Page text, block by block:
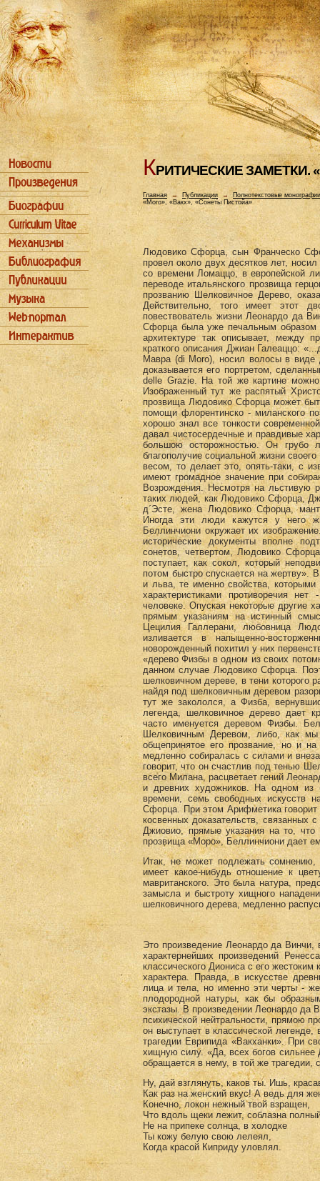
КРИТИЧЕСКИЕ ЗАМЕТКИ.
Главная→ Публикации → Полнотекстовые монографии
«Моrо», «Вакх», «Сонеты Пистойа»
Людовико Сфорца, сын Франческо
провел около двух десятков лет,
со времени Ломаццо, в европейской
переводе итальянского прозвища
прозванию Шелковичное Дерево,
Действительно, того имеет этот
повествователь жизни Леонардо да
Сфорца была уже печальным образом
архитектуре так описывает, между
краткого описания Джиан Галеаццо:
Мавра (di Моrо), носил волосы в виде
доказывается его портретом,
delle Grazie. На той же картине
Изображенный тут же распятый
прозвища Людовико Сфорца может
помощи флорентинско - миланского
хорошо знал все тонкости
давал чистосердечные и правдивые
большою осторожностью. Он грубо
благополучие социальной жизни
весом, то делает это, опять-таки, с
имеют громадное значение при
Возрождения. Несмотря на льстивую
таких людей, как Людовико Сфорца,
д´Эсте, жена Людовико Сфорца,
Иногда эти люди кажутся у него
Беллинчиони окружает их
исторические документы вполне
сонетов, четвертом, Людовико
поступает, как сокол, который
потом быстро спускается на
и льва, те именно свойства,
характеристиками противоречия
человеке. Опуская некоторые другие
прямым указаниям на истинный
Цецилия Галлерани, любовница
изливается в напыщенно-
новорожденный похитил у них
«дерево Физбы в одном из своих
данном случае Людовико Сфорца.
шелковичном дереве, в тени которого
найдя под шелковичным деревом
тут же закололся, а Физба,
легенда, шелковичное дерево дает
часто именуется деревом Физбы.
Шелковичным Деревом, либо, как
общепринятое его прозвание, но и
медленно собиралась с силами и
говорит, что он счастлив под тенью
всего Милана, расцветает гений
и древних художников. На одном из
времени, семь свободных искусств
Сфорца. При этом Арифметика
косвенных доказательств,
Джиовио, прямые указания на то,
прозвища «Моро», Беллинчиони дает
Итак, не может подлежать
имеет какое-нибудь отношение к
мавританского. Это была натура,
замысла и быстроту хищного
шелковичного дерева, медленно
Это произведение Леонардо да
характернейших произведений
классического Диониса с его
характера. Правда, в искусстве
лица и тела, но именно эти черты -
плодородной натуры, как бы
экстазы. В произведении Леонардо да
психической нейтральности, прямою
он выступает в классической легенде,
трагедии Еврипида «Вакханки». При
хищную силу. «Да, всех богов сильнее
обращается в нему, в той же
Ну, дай взглянуть, каков ты. Ишь,
Как раз на женский вкус! А ведь для
Конечно, локон нежный твой взращен,
Что вдоль щеки лежит, соблазна
Не на припеке солнца, в холодке
Ты кожу белую свою лелеял,
Когда красой Киприду уловлял.